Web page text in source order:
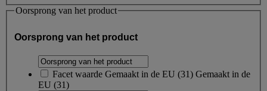
Oorsprong van het product
Oorsprong van het product
Facet waarde Gemaakt in de EU (31) Gemaakt in de
EU (31)